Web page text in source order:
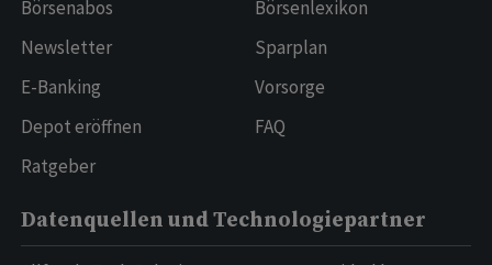
Börsenabos
Newsletter
E-Banking
Depot eröffnen
Ratgeber
Börsenlexikon
Sparplan
Vorsorge
FAQ
Datenquellen und Technologiepartner